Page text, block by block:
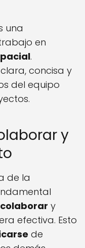
una
en
.
concisa y
del equipo
y
de la
colaborar y
efectiva. Esto
de